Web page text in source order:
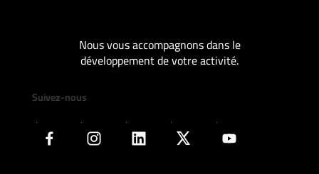
Nous vous accompagnons dans le
développement de votre activité.
Suivez-nous